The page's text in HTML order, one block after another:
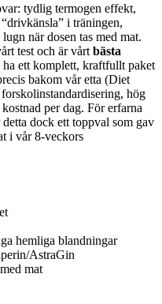
tydlig termogen effekt,
i träningen,
när dosen tas med mat.
test och är vårt bästa
ett komplett, kraftfullt paket
bakom vår etta (Diet
hög
per dag. För erfarna
dock ett toppval som gav
i vår 8‑veckors
hemliga blandningar
AstraGin
mat